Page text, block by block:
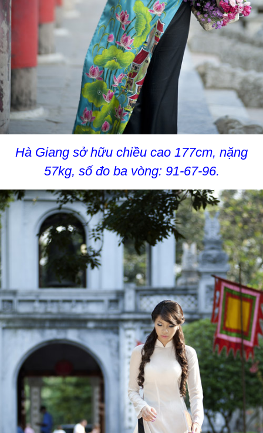
Hà Giang sở hữu chiều cao 177cm, nặng
57kg, số đo ba vòng: 91-67-96.